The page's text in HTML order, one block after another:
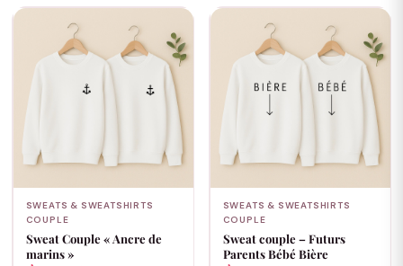
SWEATS & SWEATSHIRTS
COUPLE
Sweat Couple « Ancre de
marins »
SWEATS & SWEATSHIRTS
COUPLE
Sweat couple – Futurs
Parents Bébé Bière